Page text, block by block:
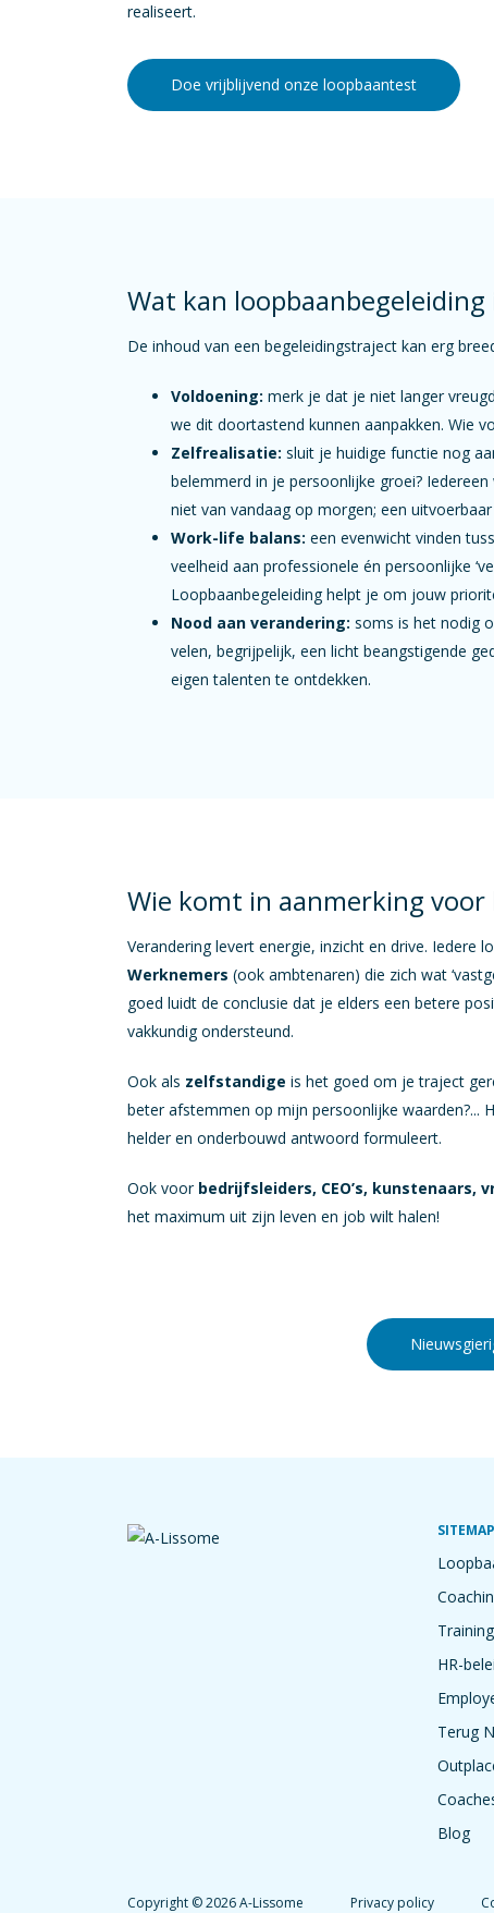
realiseert.
Doe vrijblijvend onze loopbaantest
Wat kan
De inhoud van een begeleidingstraject kan erg
Voldoening: merk je dat je niet langer
we dit doortastend kunnen aanpakken. Wie
Zelfrealisatie: sluit je huidige functie nog
belemmerd in je persoonlijke groei?
niet van vandaag op morgen; een
Work-life balans: een evenwicht vinden
veelheid aan professionele én persoonlijke
Loopbaanbegeleiding helpt je om jouw
Nood aan verandering: soms is het nodig
velen, begrijpelijk, een licht beangstigende
eigen talenten te ontdekken.
Wie komt in aanmerking voor
Verandering levert energie, inzicht en drive. Iedere
Werknemers (ook ambtenaren) die zich wat
goed luidt de conclusie dat je elders een betere
vakkundig ondersteund.
Ook als zelfstandige is het goed om je traject
beter afstemmen op mijn persoonlijke waarden?...
helder en onderbouwd antwoord formuleert.
Ook voor bedrijfsleiders, CEO’s, kunstenaars,
het maximum uit zijn leven en job wilt halen!
SITEMAP
Training
HR-
Terug
Blog
Copyright © 2026 A-Lissome Privacy policy